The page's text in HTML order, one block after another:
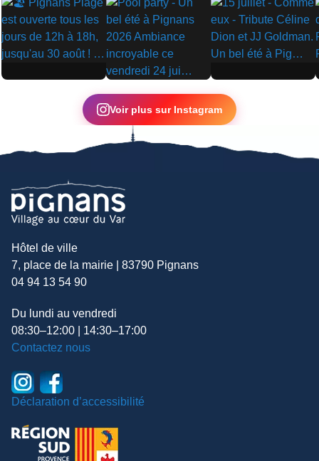
▶
▶
▶
Voir plus sur Instagram
Hôtel de ville
7, place de la mairie | 83790 Pignans
04 94 13 54 90
Du lundi au vendredi
08:30–12:00 | 14:30–17:00
Contactez nous
Déclaration d’accessibilité